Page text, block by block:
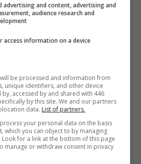
para o Nintendo Switch sai em
advertising and content, advertising and
audience research and
access information on a device
be processed and information from
unique identifiers, and other device
accessed by and shared with 446
by this site. We and our partners
data. List of partners.
your personal data on the basis
which you can object to by managing
for a link at the bottom of this page
manage or withdraw consent in privacy